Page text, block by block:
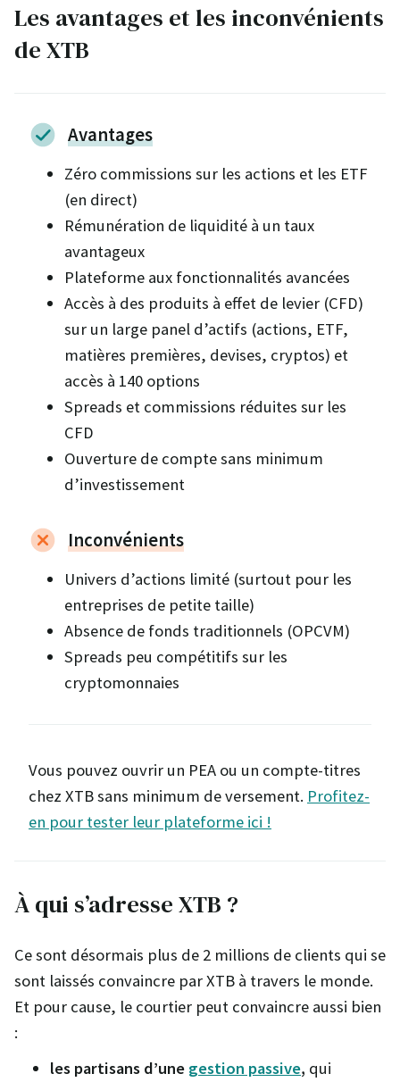
Les avantages et les inconvénients
de XTB
Avantages
Zéro commissions sur les actions et les ETF
(en direct)
Rémunération de liquidité à un taux
avantageux
Plateforme aux fonctionnalités avancées
Accès à des produits à effet de levier (CFD)
sur un large panel d’actifs (actions, ETF,
matières premières, devises, cryptos) et
accès à 140 options
Spreads et commissions réduites sur les
CFD
Ouverture de compte sans minimum
d’investissement
Inconvénients
Univers d’actions limité (surtout pour les
entreprises de petite taille)
Absence de fonds traditionnels (OPCVM)
Spreads peu compétitifs sur les
cryptomonnaies
Vous pouvez ouvrir un PEA ou un compte-titres
chez XTB sans minimum de versement. Profitez-
en pour tester leur plateforme ici !
À qui s’adresse XTB ?
Ce sont désormais plus de 2 millions de clients qui se
sont laissés convaincre par XTB à travers le monde.
Et pour cause, le courtier peut convaincre aussi bien
:
les partisans d’une gestion passive, qui